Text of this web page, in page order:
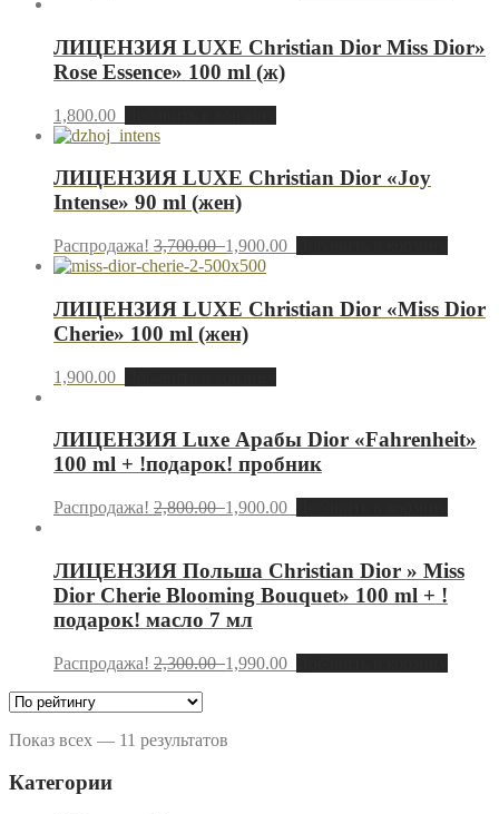
ЛИЦЕНЗИЯ LUXE Christian Dior Miss Dior»
Rose Essence» 100 ml (ж)
1,800.00
ЛИЦЕНЗИЯ LUXE Christian Dior «Joy
Intense» 90 ml (жен)
Распродажа! 3,700.001,900.00
ЛИЦЕНЗИЯ LUXE Christian Dior «Miss Dior
Cherie» 100 ml (жен)
1,900.00
ЛИЦЕНЗИЯ Luxe Арабы Dior «Fahrenheit»
100 ml + !подарок! пробник
Распродажа! 2,800.001,900.00
ЛИЦЕНЗИЯ Польша Christian Dior » Miss
Dior Cherie Blooming Bouquet» 100 ml + !
подарок! масло 7 мл
Распродажа! 2,300.001,990.00
Показ всех — 11 результатов
Категории